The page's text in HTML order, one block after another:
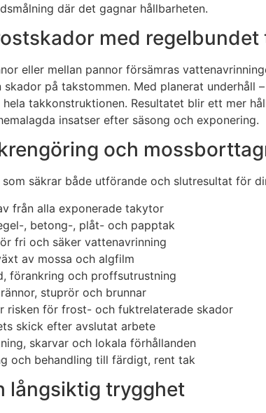
där det gagnar hållbarheten.
med regelbundet
eller mellan pannor försämras
på takstommen. Med planerat
takkonstruktionen. Resultatet blir ett mer
insatser efter säsong och exponering.
och
säkrar både utförande och slutresultat för
från alla exponerade takytor
, betong-, plåt- och papptak
fri och säker vattenavrinning
av mossa och algfilm
förankring och proffsutrustning
stuprör och brunnar
risken för frost- och fuktrelaterade skador
skick efter avslutat arbete
skarvar och lokala förhållanden
och behandling till färdigt, rent tak
långsiktig trygghet